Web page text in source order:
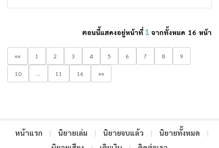
นี้ เเละเมื่อได้สมบัติจิตรมาเเล้ว มันจะส่งผลต่อ
การบ่มเพาะของหยางเฉินเพียงใด เขาจะสามาทำ
ในสิ่งที่รับปากกับเจ้าของร่างเดิมได้ไหม สมบัติจิต
จะทำให้จากบุรุษผู้ที่พ่ายเเพ้ ทะยานขึ้นไปสู่ฝาก
ฟ้าราวกับราชาสวรรค์ได้หรือไม่
เท่านั้น การจะมีชีวิตอยู่รอดในยุคนี้ คงต้อง
โดย Thanakorn Saenaunruean
ตอนนี้แสดงอยู่หน้าที่ 1 จากทั้งหมด 16 หน้า
«« 1 2 3 4 5 6 7 8 9
10 ... 11 16 »»
หน้าแรก | นิยายเล่ม | นิยายจบแล้ว | นิยายทั้งหมด
|